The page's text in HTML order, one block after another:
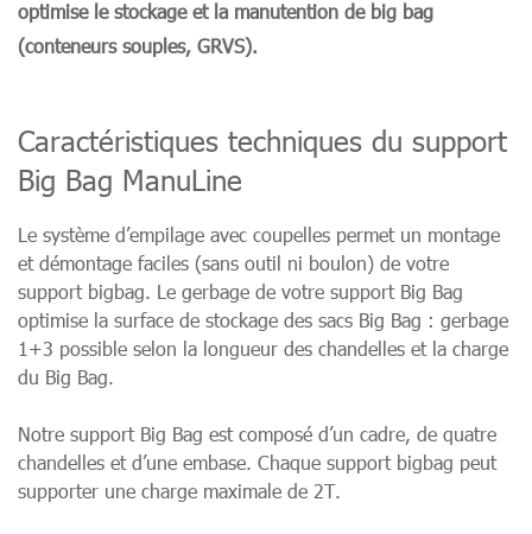
optimise le stockage et la manutention de big bag
(conteneurs souples, GRVS).
Caractéristiques techniques du support
Big Bag ManuLine
Le système d’empilage avec coupelles permet un montage
et démontage faciles (sans outil ni boulon) de votre
support bigbag. Le gerbage de votre support Big Bag
optimise la surface de stockage des sacs Big Bag : gerbage
1+3 possible selon la longueur des chandelles et la charge
du Big Bag.
Notre support Big Bag est composé d’un cadre, de quatre
chandelles et d’une embase. Chaque support bigbag peut
supporter une charge maximale de 2T.